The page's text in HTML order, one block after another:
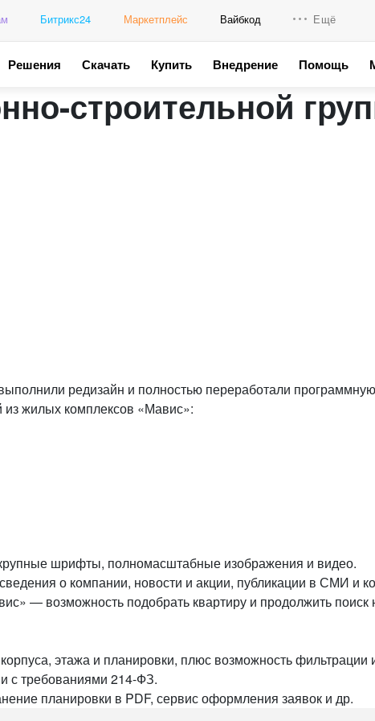
Битрикс24 Маркетплейс Вайбкод Ещё
Решения Скачать Купить Внедрение Помощь
строительной
редизайн и полностью переработали программную
жилых комплексов «Мавис»:
шрифты, полномасштабные изображения и видео.
о компании, новости и акции, публикации в СМИ и
— возможность подобрать квартиру и продолжить поиск
этажа и планировки, плюс возможность
с требованиями 214-ФЗ.
планировки в PDF, сервис оформления заявок и др.